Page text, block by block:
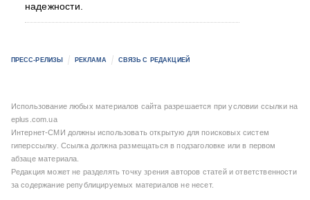
надежности.
ПРЕСС-РЕЛИЗЫ РЕКЛАМА СВЯЗЬ С РЕДАКЦИЕЙ
Использование любых материалов сайта разрешается при условии ссылки на
eplus.com.ua
Интернет-СМИ должны использовать открытую для поисковых систем
гиперссылку. Ссылка должна размещаться в подзаголовке или в первом
абзаце материала.
Редакция может не разделять точку зрения авторов статей и ответственности
за содержание републицируемых материалов не несет.